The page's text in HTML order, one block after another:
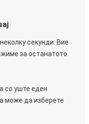
секунди. Вие
за останатото.
со уште еден
може да изберете